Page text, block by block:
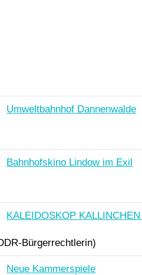
Umweltbahnhof Dannenwalde
Bahnhofskino Lindow im Exil
KALEIDOSKOP
Bürgerrechtlerin)
Neue Kammerspiele